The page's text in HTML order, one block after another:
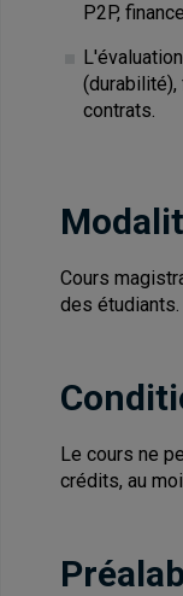
P2P,
contrats.
Cours
des étudiants.
Le cours ne
crédits, au